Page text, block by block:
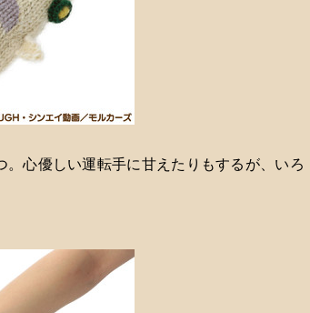
心優しい運転手に甘えたりもするが、いろ